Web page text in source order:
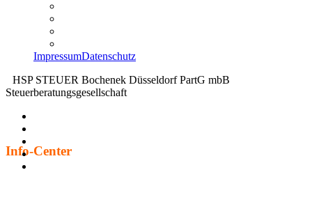
ImpressumDatenschutz
HSP STEUER Bochenek Düsseldorf PartG mbB
Steuerberatungsgesellschaft
Info-Center